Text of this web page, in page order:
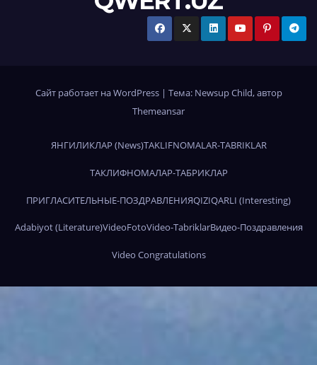
Сайт работает на WordPress | Тема: Newsup Child, автор
Themeansar
ЯНГИЛИКЛАР (News)TAKLIFNOMALAR-TABRIKLAR
ТАКЛИФНОМАЛАР-ТАБРИКЛАР
ПРИГЛАСИТЕЛЬНЫЕ-ПОЗДРАВЛЕНИЯQIZIQARLI (Interesting)
Adabiyot (Literature)VideoFotoVideo-TabriklarВидео-Поздравления
Video Congratulations